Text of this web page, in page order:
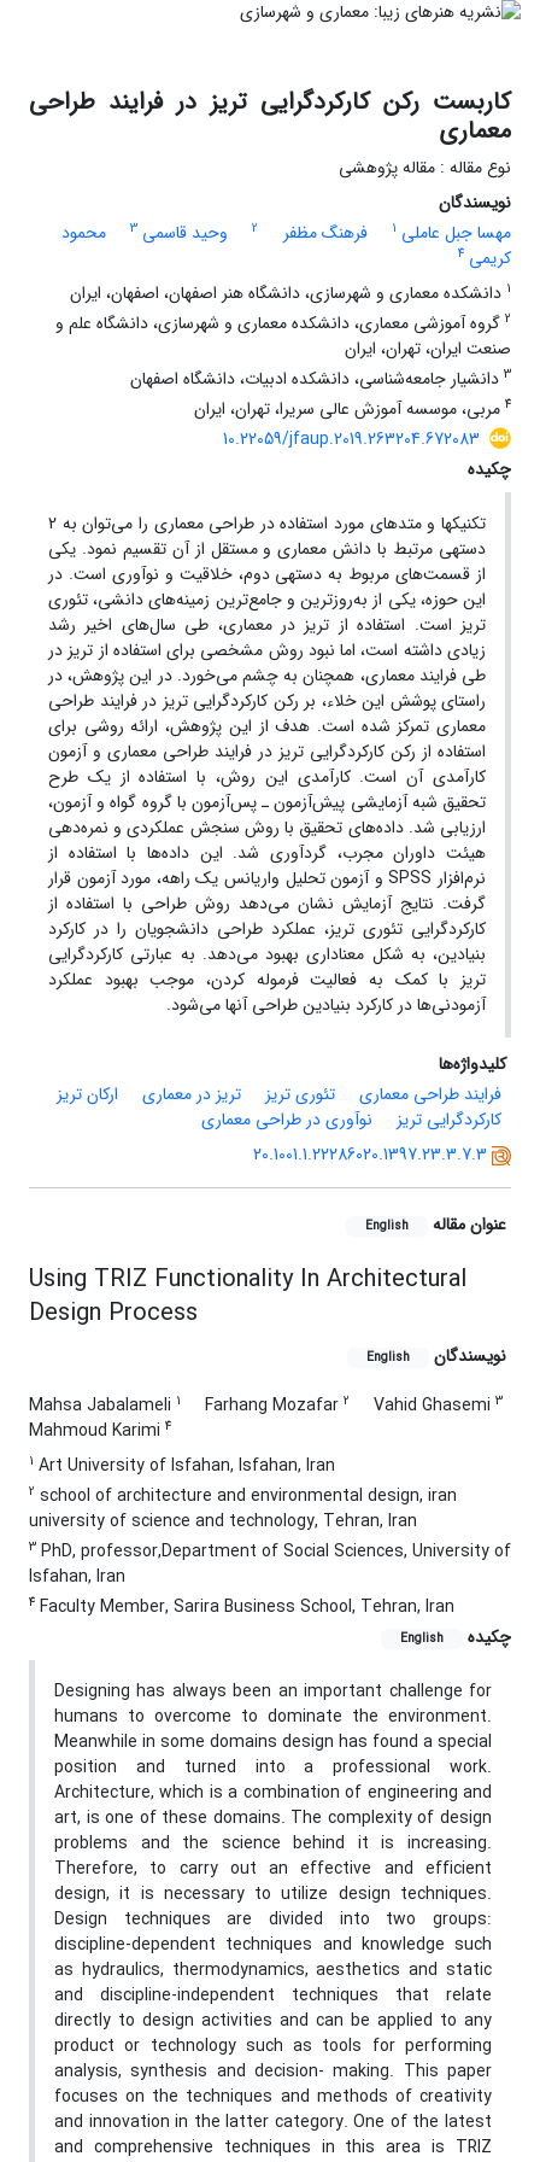
کاربست رکن کارکردگرایی تریز در فرایند طراحی
معماری
نوع مقاله : مقاله پژوهشی
نویسندگان
مهسا جبل عاملی 1 فرهنگ مظفر 2 وحید قاسمی 3
محمود
کریمی 4
1 دانشکده معماری و شهرسازی، دانشگاه هنر اصفهان، اصفهان، ایران
2 گروه آموزشی معماری، دانشکده معماری و شهرسازی، دانشگاه علم و
صنعت ایران، تهران، ایران
3 دانشیار جامعه‌شناسی، دانشکده ادبیات، دانشگاه اصفهان
4 مربی، موسسه آموزش عالی سریرا، تهران، ایران
10.22059/jfaup.2019.263204.672083
چکیده
تکنیک­ها و متدهای مورد استفاده در طراحی معماری را می‌توان به 2
دسته­ی مرتبط با دانش معماری و مستقل از آن تقسیم نمود. یکی
از قسمت‌های مربوط به دسته­ی دوم، خلاقیت و نوآوری است. در
این حوزه، یکی از به‌روزترین و جامع‌ترین زمینه‌های دانشی، تئوری
تریز است. استفاده از تریز در معماری، طی سال‌های اخیر رشد
زیادی داشته است، اما نبود روش مشخصی برای استفاده از تریز در
طی فرایند معماری، همچنان به چشم می‌خورد. در این پژوهش، در
راستای پوشش این خلاء، بر رکن کارکردگرایی تریز در فرایند طراحی
معماری تمرکز شده است. هدف از این پژوهش، ارائه روشی برای
استفاده از رکن کارکردگرایی تریز در فرایند طراحی معماری و آزمون
کارآمدی آن است. کارآمدی این روش، با استفاده از یک طرح
تحقیق شبه آزمایشی پیش‌آزمون ـ پس‌آزمون با گروه گواه و آزمون،
ارزیابی شد. داده‌های تحقیق با روش سنجش عملکردی و نمره‌دهی
هیئت داوران مجرب، گردآوری شد. این داده‌ها با استفاده از
نرم‌افزار SPSS و آزمون تحلیل واریانس یک راهه، مورد آزمون قرار
گرفت. نتایج آزمایش نشان می‌دهد روش طراحی با استفاده از
کارکردگرایی تئوری تریز، عملکرد طراحی دانشجویان را در کارکرد
بنیادین، به شکل معناداری بهبود می‌دهد. به عبارتی کارکردگرایی
تریز با کمک به فعالیت فرموله کردن، موجب بهبود عملکرد
آزمودنی‌ها در کارکرد بنیادین طراحی آنها می‌شود.
کلیدواژه‌ها
فرایند طراحی معماری
تئوری تریز تریز در معماری
ارکان تریز
کارکردگرایی تریز
نوآوری در طراحی معماری
20.1001.1.22286020.1397.23.3.7.3
عنوان مقاله English
Using TRIZ Functionality In Architectural
Design Process
نویسندگان English
Mahsa Jabalameli 1 Farhang Mozafar 2 Vahid Ghasemi 3
Mahmoud Karimi 4
1 Art University of Isfahan, Isfahan, Iran
2 school of architecture and environmental design, iran
university of science and technology, Tehran, Iran
3 PhD, professor,Department of Social Sciences, University of
Isfahan, Iran
4 Faculty Member, Sarira Business School, Tehran, Iran
چکیده
English
Designing has always been an important challenge for
humans to overcome to dominate the environment.
Meanwhile in some domains design has found a special
position and turned into a professional work.
Architecture, which is a combination of engineering and
art, is one of these domains. The complexity of design
problems and the science behind it is increasing.
Therefore, to carry out an effective and efficient
design, it is necessary to utilize design techniques.
Design techniques are divided into two groups:
discipline-dependent techniques and knowledge such
as hydraulics, thermodynamics, aesthetics and static
and discipline-independent techniques that relate
directly to design activities and can be applied to any
product or technology such as tools for performing
analysis, synthesis and decision- making. This paper
focuses on the techniques and methods of creativity
and innovation in the latter category. One of the latest
and comprehensive techniques in this area is TRIZ